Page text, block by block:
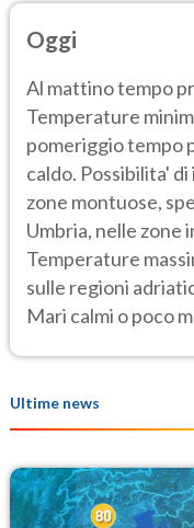
Oggi
Al mattino tempo
Temperature
pomeriggio tempo
caldo. Possibilita'
zone montuose,
Umbria, nelle zone
Temperature
sulle regioni
Mari calmi o poco
Ultime news